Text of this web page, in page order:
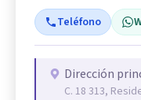
Teléfono
Dirección
C. 18 313,